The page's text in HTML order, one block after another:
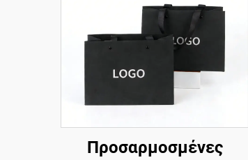
Προσαρμοσμένες